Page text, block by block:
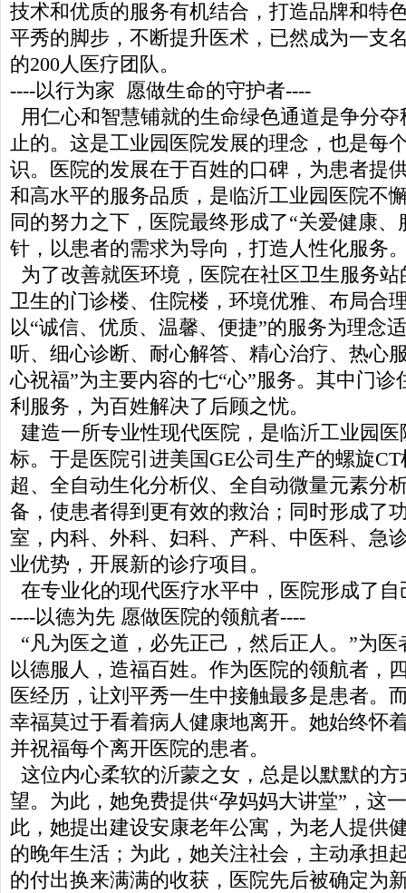
技术和优质的服务有机结合，打造品牌和特
平秀的脚步，不断提升医术，已然成为一支
的200人医疗团队。
----以行为家 愿做生命的守护者----
用仁心和智慧铺就的生命绿色通道是争分
止的。这是工业园医院发展的理念，也是每
识。医院的发展在于百姓的口碑，为患者提
和高水平的服务品质，是临沂工业园医院不
同的努力之下，医院最终形成了“关爱健康
针，以患者的需求为导向，打造人性化服务
为了改善就医环境，医院在社区卫生服务
卫生的门诊楼、住院楼，环境优雅、布局合
以“诚信、优质、温馨、便捷”的服务为理念
听、细心诊断、耐心解答、精心治疗、热心
心祝福”为主要内容的七“心”服务。其中门诊
利服务，为百姓解决了后顾之忧。
建造一所专业性现代医院，是临沂工业园
标。于是医院引进美国GE公司生产的螺旋
超、全自动生化分析仪、全自动微量元素分
备，使患者得到更有效的救治；同时形成了
室，内科、外科、妇科、产科、中医科、急
业优势，开展新的诊疗项目。
在专业化的现代医疗水平中，医院形成了自
----以德为先 愿做医院的领航者----
“凡为医之道，必先正己，然后正人。”为
以德服人，造福百姓。作为医院的领航者，
医经历，让刘平秀一生中接触最多是患者。
幸福莫过于看着病人健康地离开。她始终怀
并祝福每个离开医院的患者。
这位内心柔软的沂蒙之女，总是以默默的
望。为此，她免费提供“孕妈妈大讲堂”，这
此，她提出建设安康老年公寓，为老人提供
的晚年生活；为此，她关注社会，主动承担
的付出换来满满的收获，医院先后被确定为